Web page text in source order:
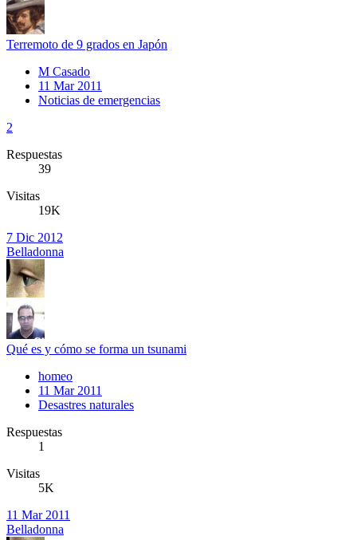
Terremoto de 9 grados en Japón
M Casado
11 Mar 2011
Noticias de emergencias
2
Respuestas
39
Visitas
19K
7 Dic 2012
Belladonna
Qué es y cómo se forma un tsunami
homeo
11 Mar 2011
Desastres naturales
Respuestas
1
Visitas
5K
11 Mar 2011
Belladonna